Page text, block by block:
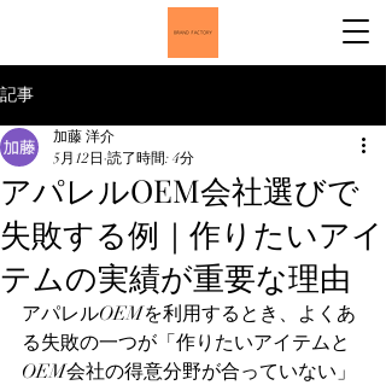
記事
アパレルOEM会社選びで
失敗する例｜作りたいアイ
テムの実績が重要な理由
加藤 洋介
5月12日 読了時間: 4分
アパレルOEMを利用するとき、よくあ
る失敗の一つが「作りたいアイテムと
OEM会社の得意分野が合っていない」